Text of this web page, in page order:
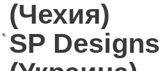
(Чехия)
SP Designs